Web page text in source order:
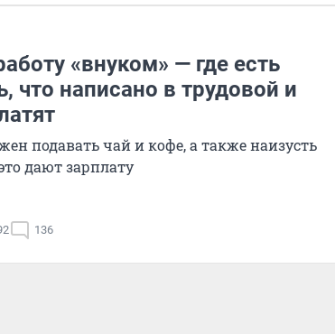
«внуком» — где есть
что написано в трудовой и
подавать чай и кофе, а также наизусть
дают зарплату
136